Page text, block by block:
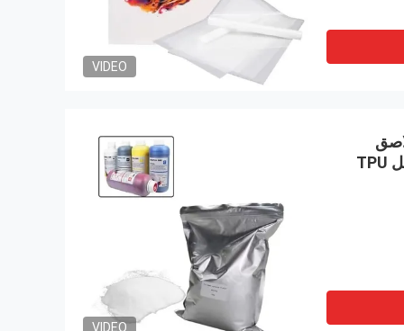
VIDEO
VIDEO
الذوبان الساخن مسحوق نقل TPU